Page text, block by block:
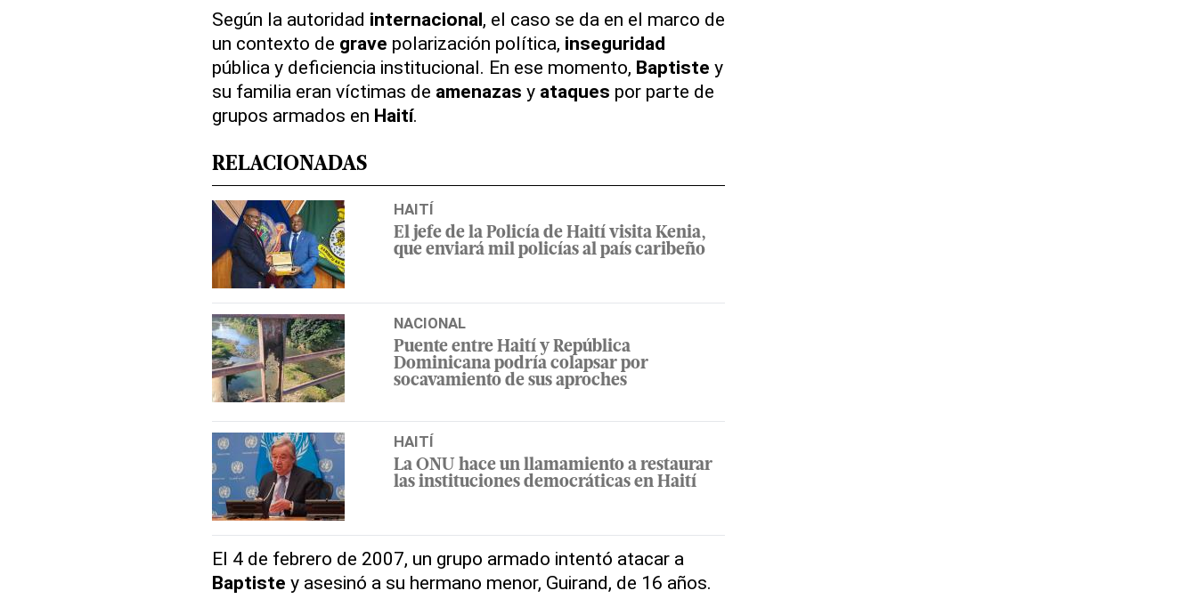
Según la autoridad internacional, el caso se da en el marco de
un contexto de grave polarización política, inseguridad
pública y deficiencia institucional. En ese momento, Baptiste y
su familia eran víctimas de amenazas y ataques por parte de
grupos armados en Haití.
RELACIONADAS
HAITÍ
El jefe de la Policía de Haití visita Kenia,
que enviará mil policías al país caribeño
NACIONAL
Puente entre Haití y República
Dominicana podría colapsar por
socavamiento de sus aproches
HAITÍ
La ONU hace un llamamiento a restaurar
las instituciones democráticas en Haití
El 4 de febrero de 2007, un grupo armado intentó atacar a
Baptiste y asesinó a su hermano menor, Guirand, de 16 años.